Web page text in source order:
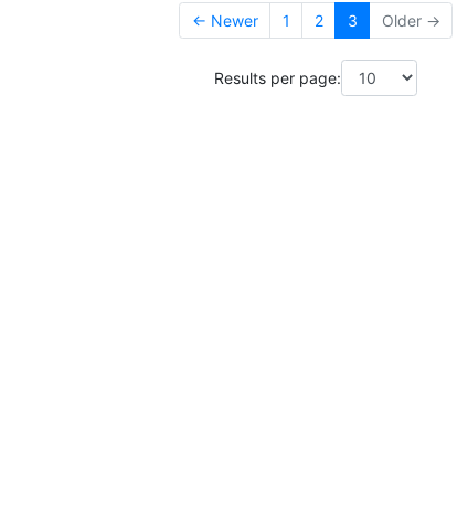
← Newer 1 2 3 Older →
Results per page: